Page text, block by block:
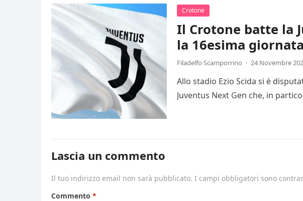
Crotone
Il Crotone batte la
la 16esima giornata
Filadelfo Scamporrino · 24 Novembre
Allo stadio Ezio Scida si è
Juventus Next Gen che, in
Lascia un commento
Il tuo indirizzo email non sarà pubblicato. I campi obbligatori sono
Commento *